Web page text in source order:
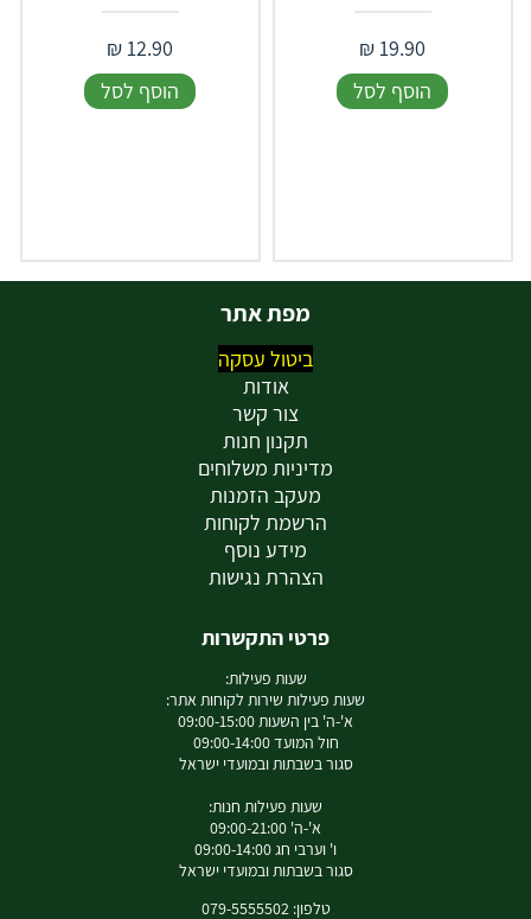
19.90
₪
הוסף לסל
12.90
₪
הוסף לסל
מפת אתר
ביטול עסקה
אודות
צור קשר
תקנון חנות
מדיניות משלוחים
מעקב הזמנות
הרשמת לקוחות
מידע נוסף
הצהרת נגישות
פרטי התקשרות
שעות פעילות:
שעות פעילות שירות לקוחות אתר:
א'-ה' בין השעות 09:00-15:00
חול המועד 09:00-14:00
סגור בשבתות ובמועדי ישראל
שעות פעילות חנות:
א'-ה' 09:00-21:00
ו' וערבי חג 09:00-14:00
סגור בשבתות ובמועדי ישראל
טלפון: 079-5555502